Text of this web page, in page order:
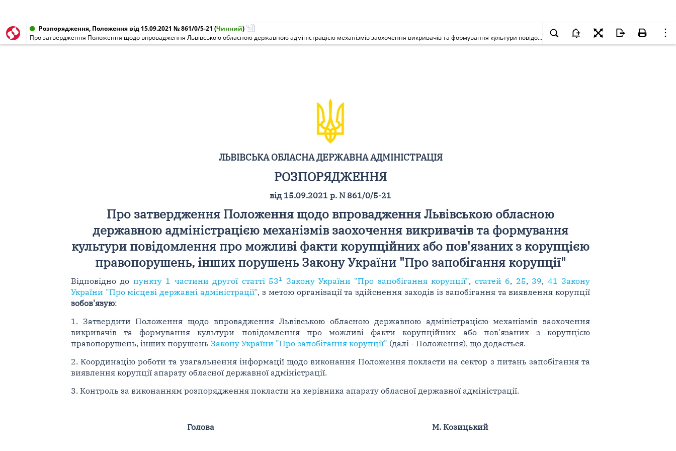
Розпорядження, Положення від 15.09.2021 № 861/0/5-21 (Чинний)
Про затвердження Положення щодо впровадження Львівською обласною державною адміністрацією механізмів заохочення викривачів та формування культури повідомлення про можливі факти корупційних або пов'язаних з корупцією правопорушень, інших порушень Закону України "Про запобігання корупції"
ЛЬВІВСЬКА ОБЛАСНА ДЕРЖАВНА АДМІНІСТРАЦІЯ
РОЗПОРЯДЖЕННЯ
від 15.09.2021 р. N 861/0/5-21
Про затвердження Положення щодо впровадження Львівською обласною
державною адміністрацією механізмів заохочення викривачів та формування
культури повідомлення про можливі факти корупційних або пов'язаних з корупцією
правопорушень, інших порушень Закону України "Про запобігання корупції"
Відповідно до пункту 1 частини другої статті 531 Закону України "Про запобігання корупції", статей 6, 25, 39, 41 Закону
України "Про місцеві державні адміністрації", з метою організації та здійснення заходів із запобігання та виявлення корупції
зобов'язую:
1. Затвердити Положення щодо впровадження Львівською обласною державною адміністрацією механізмів заохочення
викривачів та формування культури повідомлення про можливі факти корупційних або пов'язаних з корупцією
правопорушень, інших порушень Закону України "Про запобігання корупції" (далі - Положення), що додається.
2. Координацію роботи та узагальнення інформації щодо виконання Положення покласти на сектор з питань запобігання та
виявлення корупції апарату обласної державної адміністрації.
3. Контроль за виконанням розпорядження покласти на керівника апарату обласної державної адміністрації.
Голова М. Козицький